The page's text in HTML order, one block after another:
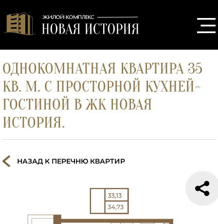
ОДНОКОМНАТНАЯ КВАРТИРА 35
КВ. М. С ПРОСТОРНОЙ КУХНЕЙ-
ГОСТИНОЙ В ЖК НОВАЯ
ИСТОРИЯ.
НАЗАД К ПЕРЕЧНЮ КВАРТИР